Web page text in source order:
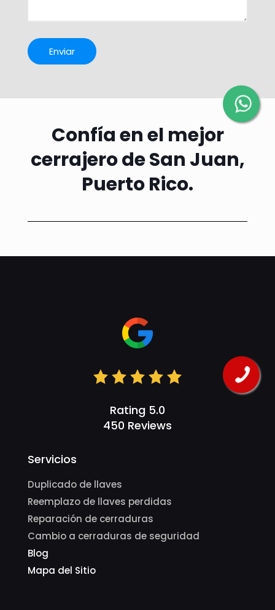
Confía en el mejor
cerrajero de San Juan,
Puerto Rico.
Rating 5.0
450 Reviews
Servicios
Duplicado de llaves
Reemplazo de llaves perdidas
Reparación de cerraduras
Cambio a cerraduras de seguridad
Blog
Mapa del Sitio